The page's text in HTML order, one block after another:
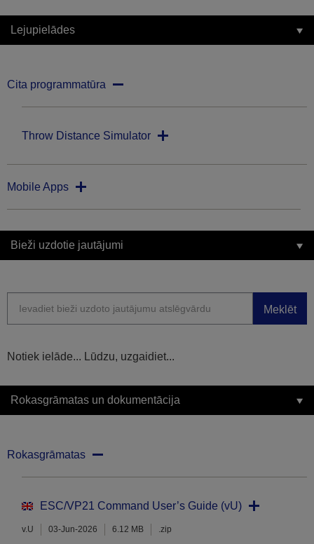
Lejupielādes
Cita programmatūra
Throw Distance Simulator
Mobile Apps
Bieži uzdotie jautājumi
Meklēt
Notiek ielāde... Lūdzu, uzgaidiet...
Rokasgrāmatas un dokumentācija
Rokasgrāmatas
ESC/VP21 Command User’s Guide (vU)
v.U 03-Jun-2026 6.12 MB .zip